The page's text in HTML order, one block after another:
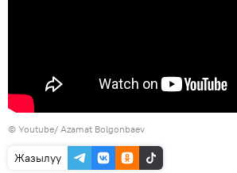
© Youtube/ Azamat Bolgonbaev
Жазылуу